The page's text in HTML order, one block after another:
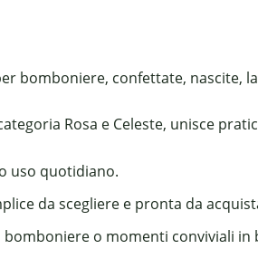
bomboniere, confettate, nascite,
Rosa e Celeste, unisce
uso quotidiano.
da scegliere e pronta da
o momenti conviviali in